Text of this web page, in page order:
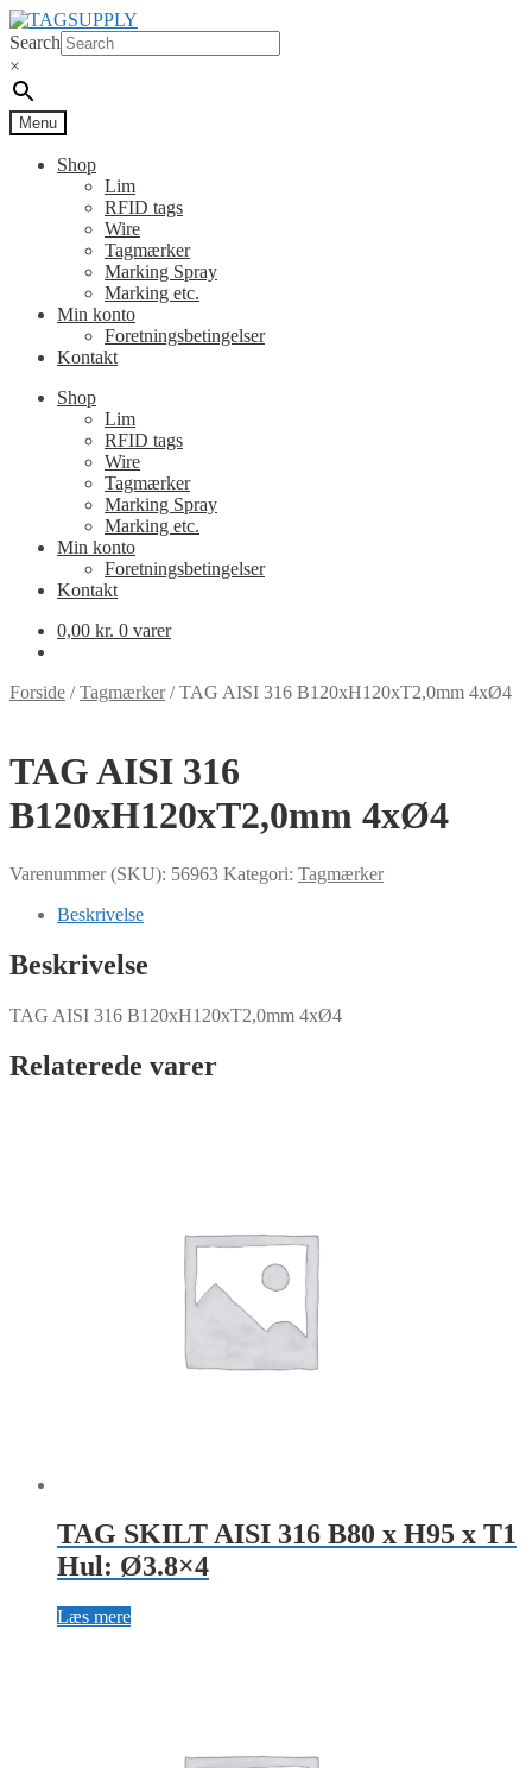
Spring
til
navigation
Spring
til
indhold
Search
×
Menu
Shop
Lim
RFID tags
Wire
Tagmærker
Marking Spray
Marking etc.
Min konto
Foretningsbetingelser
Kontakt
Shop
Lim
RFID tags
Wire
Tagmærker
Marking Spray
Marking etc.
Min konto
Foretningsbetingelser
Kontakt
0,00 kr. 0 varer
Forside /Tagmærker/TAG AISI 316 B120xH120xT2,0mm 4xØ4
TAG AISI 316
B120xH120xT2,0mm 4xØ4
Varenummer (SKU): 56963 Kategori: Tagmærker
Beskrivelse
Beskrivelse
TAG AISI 316 B120xH120xT2,0mm 4xØ4
Relaterede varer
TAG SKILT AISI 316 B80 x H95 x T1
Hul: Ø3.8×4
Læs mere